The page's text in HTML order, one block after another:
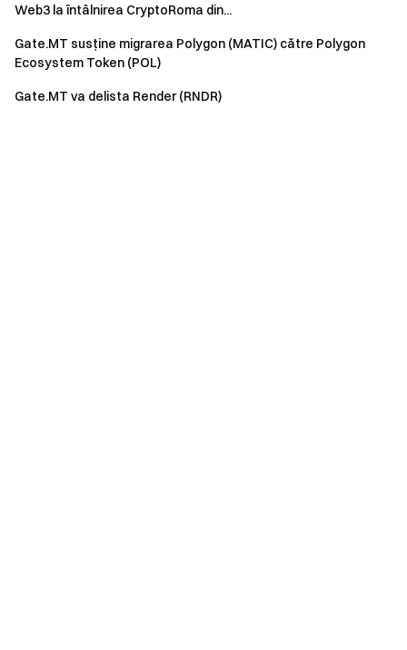
Web3 la întâlnirea CryptoRoma din...
Gate.MT susține migrarea Polygon (MATIC) către Polygon
Ecosystem Token (POL)
Gate.MT va delista Render (RNDR)